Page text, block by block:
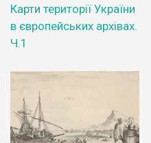
Карти території України
в європейських архівах.
Ч.1